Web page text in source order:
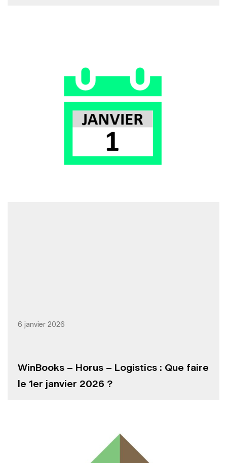
WinBooks – Horus – Logistics : Que faire
le 1er janvier 2026 ?
6 janvier 2026